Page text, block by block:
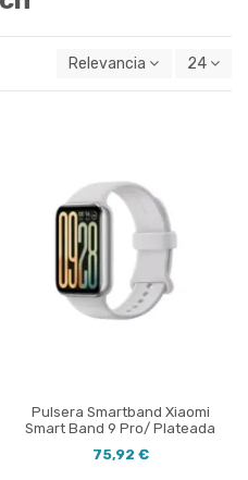
Relevancia 24
Pulsera Smartband Xiaomi
Smart Band 9 Pro/ Plateada
75,92 €